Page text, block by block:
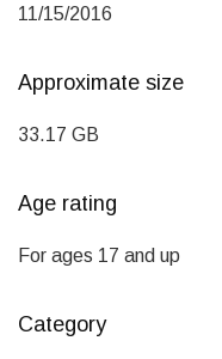
11/15/2016
Approximate size
33.17 GB
Age rating
For ages 17 and up
Category